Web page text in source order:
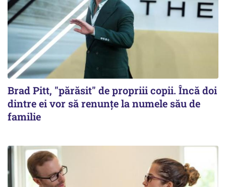
Brad Pitt, "părăsit" de propriii copii. Încă doi
dintre ei vor să renunțe la numele său de
familie